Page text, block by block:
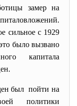
замер на
сильное с 1929
было вызвано
капитала
был пойти на
политики